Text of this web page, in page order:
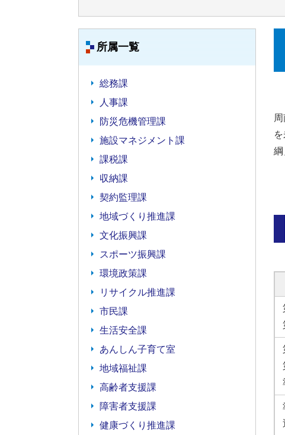
所属一覧
総務課
人事課
防災危機管理課
施設マネジメント課
課税課
収納課
契約監理課
地域づくり推進課
文化振興課
スポーツ振興課
環境政策課
リサイクル推進課
市民課
生活安全課
あんしん子育て室
地域福祉課
高齢者支援課
障害者支援課
健康づくり推進課
綱